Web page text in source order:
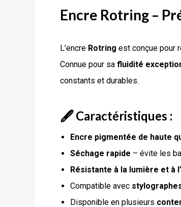
Encre Rotring –
L’encre Rotring est conçue pour
Connue pour safluidité
constants et durables.
🖋️ Caractéristiques :
Encre pigmentée de haute
Séchage rapide – évite les
Résistante à la lumière et à
Compatible avec
Disponible en plusieurs